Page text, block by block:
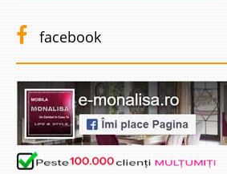
facebook